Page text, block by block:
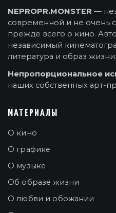
NEPROPR.MONSTER —
современной и не очень
прежде всего о кино.
независимый
литература и образ жизни.
Непропорциональное
наших собственных арт-
МАТЕРИАЛЫ
О кино
О графике
О музыке
Об образе жизни
О любви и обожании